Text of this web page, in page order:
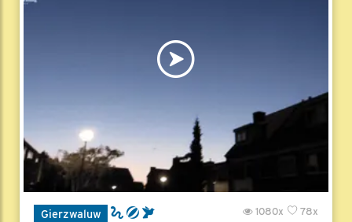
Gierzwaluw 78x
1080x